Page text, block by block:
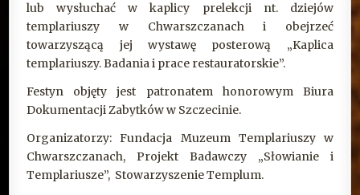
lub wysłuchać w kaplicy prelekcji nt. dziejów
templariuszy w Chwarszczanach i obejrzeć
towarzyszącą jej wystawę posterową „Kaplica
templariuszy. Badania i prace restauratorskie”.
Festyn objęty jest patronatem honorowym Biura
Dokumentacji Zabytków w Szczecinie.
Organizatorzy: Fundacja Muzeum Templariuszy w
Chwarszczanach, Projekt Badawczy „Słowianie i
Templariusze”, Stowarzyszenie Templum.